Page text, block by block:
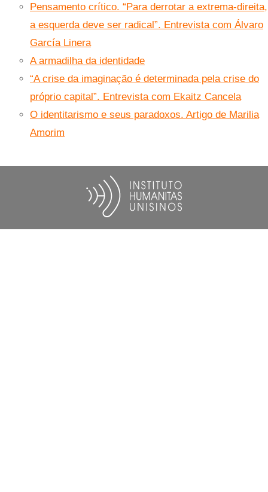
Pensamento crítico. “Para derrotar a extrema-direita,
a esquerda deve ser radical”. Entrevista com Álvaro
García Linera
A armadilha da identidade
“A crise da imaginação é determinada pela crise do
próprio capital”. Entrevista com Ekaitz Cancela
O identitarismo e seus paradoxos. Artigo de Marilia
Amorim